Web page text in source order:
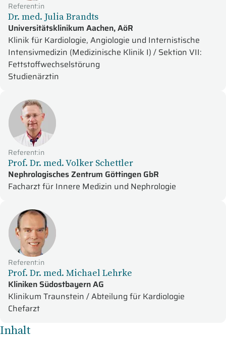
Referent:in
Dr. med. Julia Brandts
Universitätsklinikum Aachen, AöR
Klinik für Kardiologie, Angiologie und Internistische
Intensivmedizin (Medizinische Klinik I) / Sektion VII:
Fettstoffwechselstörung
Studienärztin
Referent:in
Prof. Dr. med. Volker Schettler
Nephrologisches Zentrum Göttingen GbR
Facharzt für Innere Medizin und Nephrologie
Referent:in
Prof. Dr. med. Michael Lehrke
Kliniken Südostbayern AG
Klinikum Traunstein / Abteilung für Kardiologie
Chefarzt
Inhalt